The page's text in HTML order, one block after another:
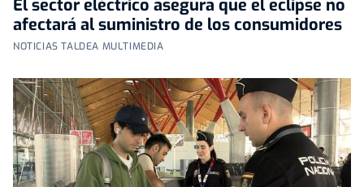
El sector eléctrico asegura que el eclipse no
afectará al suministro de los consumidores
NOTICIAS TALDEA MULTIMEDIA